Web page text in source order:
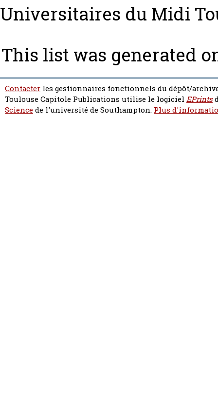
Universitaires du Midi
This list was generated
Contacter les gestionnaires fonctionnels du dépôt/
Toulouse Capitole Publications utilise le logiciel EPrints
Sciencede l'université de Southampton. Plus